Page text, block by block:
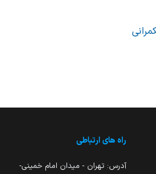
راه های ارتباطی
آدرس: تهران - میدان امام خمینی-